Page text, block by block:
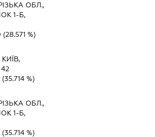
ОБЛ.,
1-Б,
(28.571 %)
(35.714 %)
ОБЛ.,
1-Б,
(35.714 %)